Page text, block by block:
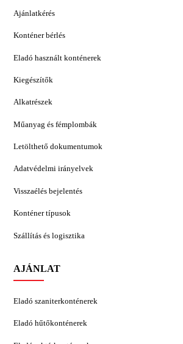
Ajánlatkérés
Konténer bérlés
Eladó használt konténerek
Kiegészítők
Alkatrészek
Műanyag és fémplombák
Letölthető dokumentumok
Adatvédelmi irányelvek
Visszaélés bejelentés
Konténer típusok
Szállítás és logisztika
AJÁNLAT
Eladó szaniterkonténerek
Eladó hűtőkonténerek